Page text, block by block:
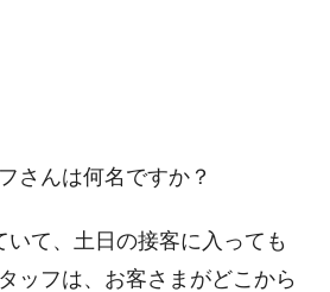
んは何名ですか？
て、土日の接客に入っても
ッフは、お客さまがどこから